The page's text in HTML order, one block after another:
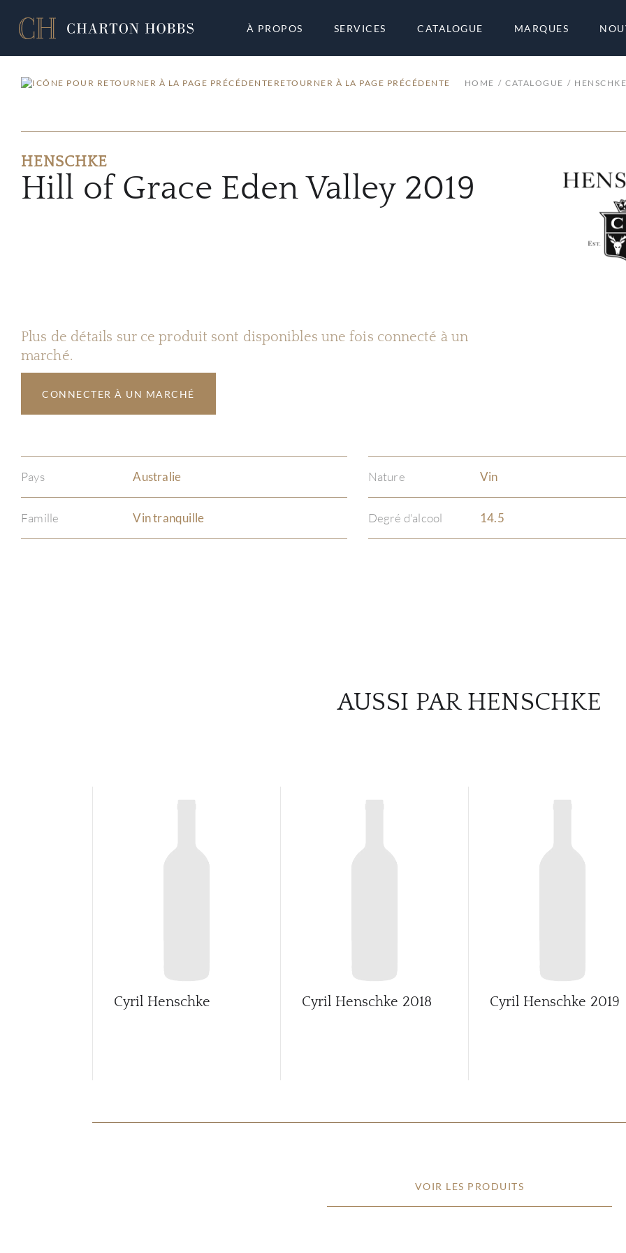
À PROPOS SERVICES CATALOGUE MARQUES
RETOURNER À LA PAGE PRÉCÉDENTE HOME CATALOGUE HENSCHKE
HENSCHKE
Hill of Grace Eden Valley 2019
Plus de détails sur ce produit sont disponibles une fois connecté à un
marché.
CONNECTER À UN MARCHÉ
Pays Australie Nature Vin
Famille Vin tranquille Degré d'alcool 14.5
AUSSI PAR HENSCHKE
Cyril Henschke Cyril Henschke 2018 Cyril Henschke 2019
VOIR LES PRODUITS